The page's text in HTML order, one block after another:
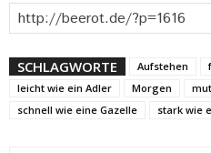
SCHLAGWORTE Aufstehen
leicht wie ein Adler
Morgen
schnell wie eine Gazelle
stark wie